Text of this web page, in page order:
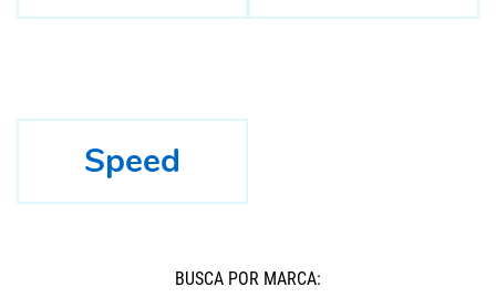
Speed
BUSCÁ POR MARCA: